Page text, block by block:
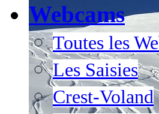
Webcams
Toutes les
Les Saisies
Crest-Voland